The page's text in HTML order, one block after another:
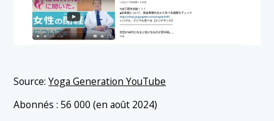
Source:Yoga Generation YouTube
Abonnés : 56 000 (en août 2024)